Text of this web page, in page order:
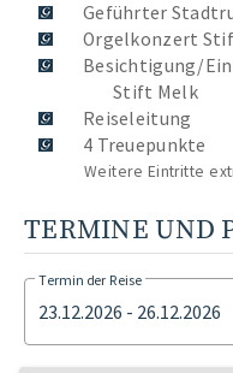
Geführter
Orgelkonzert
Besichtigung/
Stift Melk
Reiseleitung
4 Treuepunkte
Weitere Eintritte
TERMINE UND
Termin der Reise
23.12.2026 - 26.12.2026